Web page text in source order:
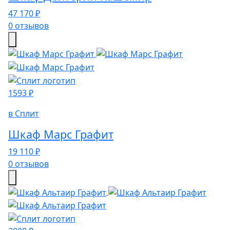
47 170 ₽
0 отзывов
1593 ₽
в Сплит
Шкаф Марс Графит
19 110 ₽
0 отзывов